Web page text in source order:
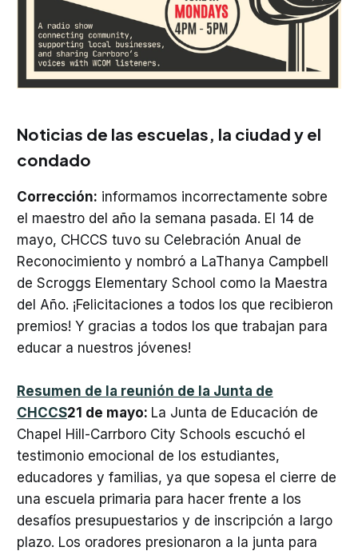
Noticias de las escuelas, la ciudad y el
condado
Corrección: informamos incorrectamente sobre
el maestro del año la semana pasada. El 14 de
mayo, CHCCS tuvo su Celebración Anual de
Reconocimiento y nombró a LaThanya Campbell
de Scroggs Elementary School como la Maestra
del Año. ¡Felicitaciones a todos los que recibieron
premios! Y gracias a todos los que trabajan para
educar a nuestros jóvenes!
Resumen de la reunión de la Junta de
CHCCS21 de mayo: La Junta de Educación de
Chapel Hill-Carrboro City Schools escuchó el
testimonio emocional de los estudiantes,
educadores y familias, ya que sopesa el cierre de
una escuela primaria para hacer frente a los
desafíos presupuestarios y de inscripción a largo
plazo. Los oradores presionaron a la junta para